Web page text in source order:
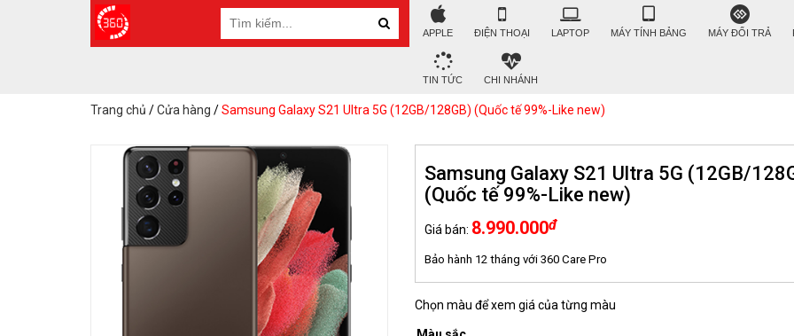
APPLE ĐIỆN THOẠI LAPTOP MÁY TÍNH BẢNG MÁY ĐỔI TRẢ
TIN TỨC CHI NHÁNH
Trang chủ /Cửa hàng /Samsung Galaxy S21 Ultra 5G (12GB/128GB) (Quốc tế 99%-Like new)
Samsung Galaxy S21 Ultra 5G (12GB/
(Quốc tế 99%-Like new)
Giá bán: 8.990.000đ
Bảo hành 12 tháng với 360 Care Pro
Chọn màu để xem giá của từng màu